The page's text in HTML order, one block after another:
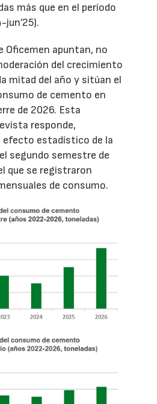
más que en el período
jun’25).
Oficemen apuntan, no
del crecimiento
mitad del año y sitúan el
de cemento en
de 2026. Esta
responde,
efecto estadístico de la
segundo semestre de
que se registraron
de consumo.